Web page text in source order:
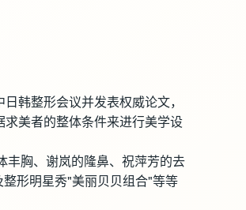
韩整形会议并发表权威论文，
美者的整体条件来进行美学设
丰胸、谢岚的隆鼻、祝萍芳的去
形明星秀"美丽贝贝组合"等等